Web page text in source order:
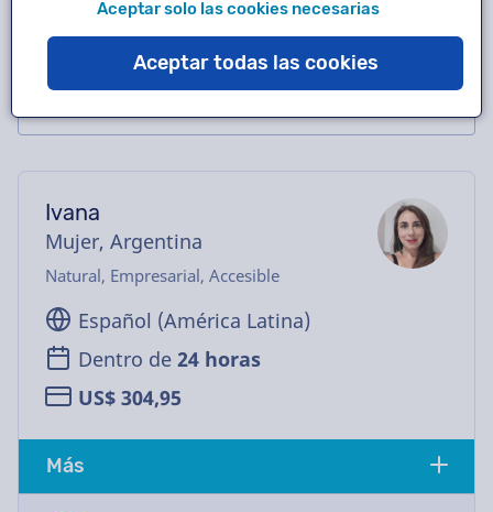
ayudaremos encantados.
Ivana
Mujer, Argentina
Natural, Empresarial, Accesible
Español (América Latina)
Dentro de 24 horas
US$ 304,95
Más
Aceptar solo las cookies necesarias
Aceptar todas las cookies